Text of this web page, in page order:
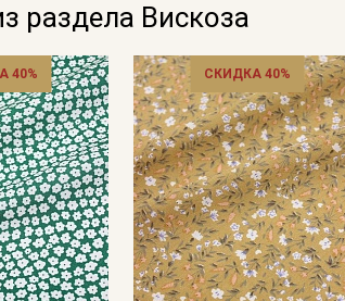
раздела Вискоза
40% СКИДКА 40%